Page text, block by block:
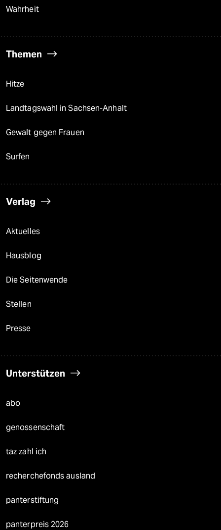
Wahrheit
Themen
Hitze
Landtagswahl in Sachsen-Anhalt
Gewalt gegen Frauen
Surfen
Verlag
Aktuelles
Hausblog
Die Seitenwende
Stellen
Presse
Unterstützen
abo
genossenschaft
taz zahl ich
recherchefonds ausland
panterstiftung
panterpreis 2026